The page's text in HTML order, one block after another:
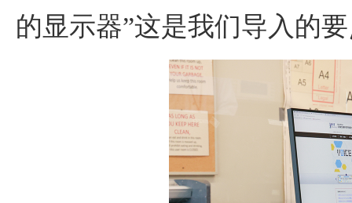
的显示器”这是我们导入的